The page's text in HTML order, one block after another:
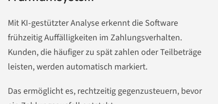
Mit KI-gestützter Analyse erkennt die Software
frühzeitig Auffälligkeiten im Zahlungsverhalten.
Kunden, die häufiger zu spät zahlen oder Teilbeträge
leisten, werden automatisch markiert.
Das ermöglicht es, rechtzeitig gegenzusteuern, bevor